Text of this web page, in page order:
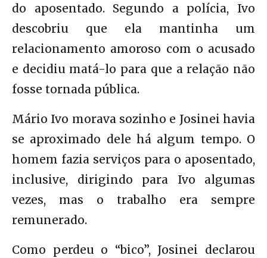
do aposentado. Segundo a polícia, Ivo
descobriu que ela mantinha um
relacionamento amoroso com o acusado
e decidiu matá-lo para que a relação não
fosse tornada pública.
Mário Ivo morava sozinho e Josinei havia
se aproximado dele há algum tempo. O
homem fazia serviços para o aposentado,
inclusive, dirigindo para Ivo algumas
vezes, mas o trabalho era sempre
remunerado.
Como perdeu o “bico”, Josinei declarou